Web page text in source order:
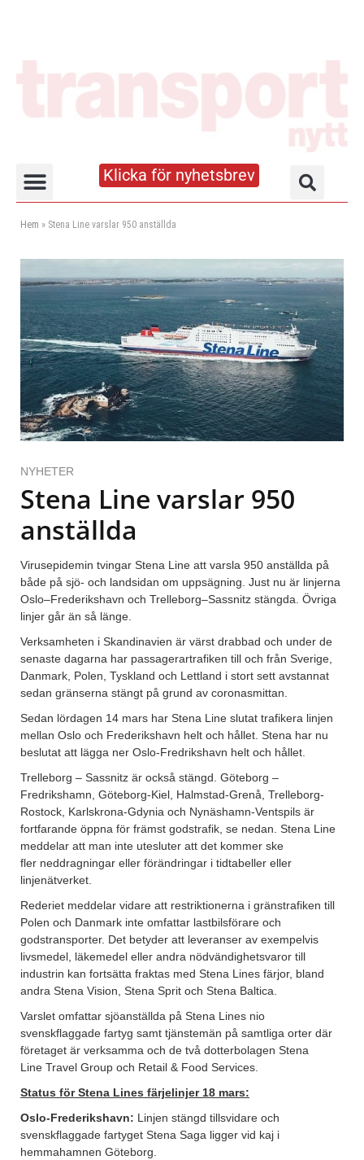
Klicka för nyhetsbrev
Hem » Stena Line varslar 950 anställda
NYHETER
Stena Line varslar 950
anställda
Virusepidemin tvingar Stena Line att varsla 950 anställda på
både på sjö- och landsidan om uppsägning. Just nu är linjerna
Oslo–Frederikshavn och Trelleborg–Sassnitz stängda. Övriga
linjer går än så länge.
Verksamheten i Skandinavien är värst drabbad och under de
senaste dagarna har passagerartrafiken till och från Sverige,
Danmark, Polen, Tyskland och Lettland i stort sett avstannat
sedan gränserna stängt på grund av coronasmittan.
Sedan lördagen 14 mars har Stena Line slutat trafikera linjen
mellan Oslo och Frederikshavn helt och hållet. Stena har nu
beslutat att lägga ner Oslo-Fredrikshavn helt och hållet.
Trelleborg – Sassnitz är också stängd. Göteborg –
Fredrikshamn, Göteborg-Kiel, Halmstad-Grenå, Trelleborg-
Rostock, Karlskrona-Gdynia och Nynäshamn-Ventspils är
fortfarande öppna för främst godstrafik, se nedan. Stena Line
meddelar att man inte utesluter att det kommer ske
fler neddragningar eller förändringar i tidtabeller eller
linjenätverket.
Rederiet meddelar vidare att restriktionerna i gränstrafiken till
Polen och Danmark inte omfattar lastbilsförare och
godstransporter. Det betyder att leveranser av exempelvis
livsmedel, läkemedel eller andra nödvändighetsvaror till
industrin kan fortsätta fraktas med Stena Lines färjor, bland
andra Stena Vision, Stena Sprit och Stena Baltica.
Varslet omfattar sjöanställda på Stena Lines nio
svenskflaggade fartyg samt tjänstemän på samtliga orter där
företaget är verksamma och de två dotterbolagen Stena
Line Travel Group och Retail & Food Services.
Status för Stena Lines färjelinjer 18 mars:
Oslo-Frederikshavn: Linjen stängd tillsvidare och
svenskflaggade fartyget Stena Saga ligger vid kaj i
hemmahamnen Göteborg.